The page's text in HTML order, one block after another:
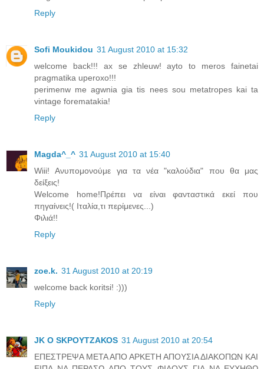
Reply
Sofi Moukidou 31 August 2010 at 15:32
welcome back!!! ax se zhleuw! ayto to meros fainetai
pragmatika uperoxo!!!
perimenw me agwnia gia tis nees sou metatropes kai ta
vintage forematakia!
Reply
Magda^_^ 31 August 2010 at 15:40
Wiii! Ανυπομονούμε για τα νέα "καλούδια" που θα μας
δείξεις!
Welcome home!Πρέπει να είναι φανταστικά εκεί που
πηγαίνεις!( Ιταλία,τι περίμενες...)
Φιλιά!!
Reply
zoe.k. 31 August 2010 at 20:19
welcome back koritsi! :)))
Reply
JK O SΚΡΟΥΤΖΑΚΟS 31 August 2010 at 20:54
ΕΠΕΣΤΡΕΨΑ ΜΕΤΑ ΑΠΟ ΑΡΚΕΤΗ ΑΠΟΥΣΙΑ ΔΙΑΚΟΠΩΝ ΚΑΙ